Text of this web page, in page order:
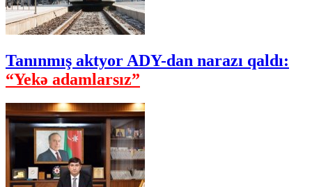
Tanınmış aktyor ADY-dan narazı qaldı:
“Yekə adamlarsız”